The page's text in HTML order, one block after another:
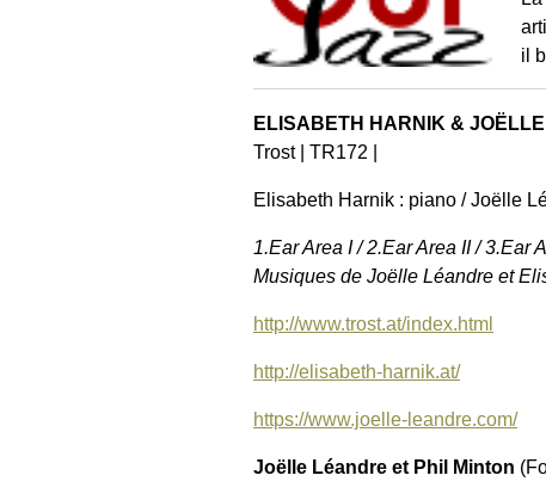
il
ELISABETH HARNIK &
Trost | TR172 |
Elisabeth Harnik : piano / Joëlle
1.Ear Area I / 2.Ear Area II / 3.Ear
Musiques de Joëlle Léandre et
http://www.trost.at/index.html
http://elisabeth-harnik.at/
https://www.joelle-leandre.com/
Joëlle Léandre et Phil Minton